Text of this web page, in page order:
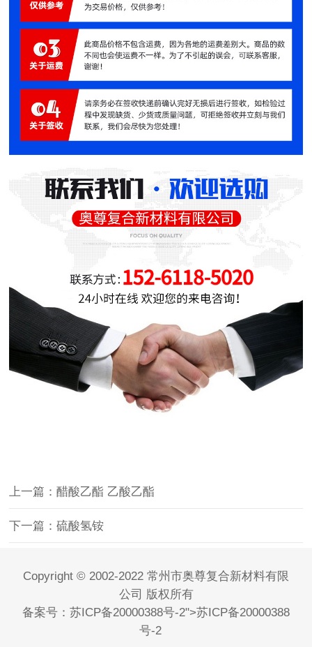
上一篇：醋酸乙酯 乙酸乙酯
下一篇：硫酸氢铵
Copyright © 2002-2022 常州市奥尊复合新材料有限
公司 版权所有
备案号： 苏ICP备20000388号-2">苏ICP备20000388
号-2